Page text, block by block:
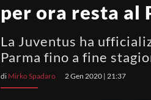
per ora resta al
La Juventus ha
Parma fino a fine
di Mirko Spadaro 2 Gen 2020 | 21:37